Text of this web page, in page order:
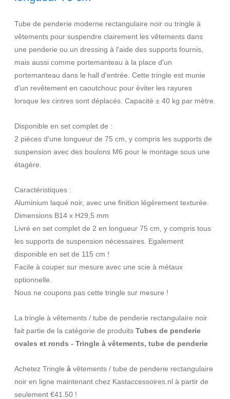
Tube de penderie moderne rectangulaire noir ou tringle à
vêtements pour suspendre clairement les vêtements dans
une penderie ou un dressing à l'aide des supports fournis,
mais aussi comme portemanteau à la place d'un
portemanteau dans le hall d'entrée. Cette tringle est munie
d'un revêtement en caoutchouc pour éviter les rayures
lorsque les cintres sont déplacés. Capacité ± 40 kg par mètre.
Disponible en set complet de :
2 pièces d'une longueur de 75 cm, y compris les supports de
suspension avec des boulons M6 pour le montage sous une
étagère.
Caractéristiques :
Aluminium laqué noir, avec une finition légèrement texturée.
Dimensions B14 x H29,5 mm
Livré en set complet de 2 en longueur 75 cm, y compris tous
les supports de suspension nécessaires. Egalement
disponible en set de 115 cm !
Facile à couper sur mesure avec une scie à métaux
optionnelle.
Nous ne coupons pas cette tringle sur mesure !
La tringle à vêtements / tube de penderie rectangulaire noir
fait partie de la catégorie de produits Tubes de penderie
ovales et ronds - Tringle à vêtements, tube de penderie
Achetez Tringle à vêtements / tube de penderie rectangulaire
noir en ligne maintenant chez Kastaccessoires.nl à partir de
seulement €41.50 !